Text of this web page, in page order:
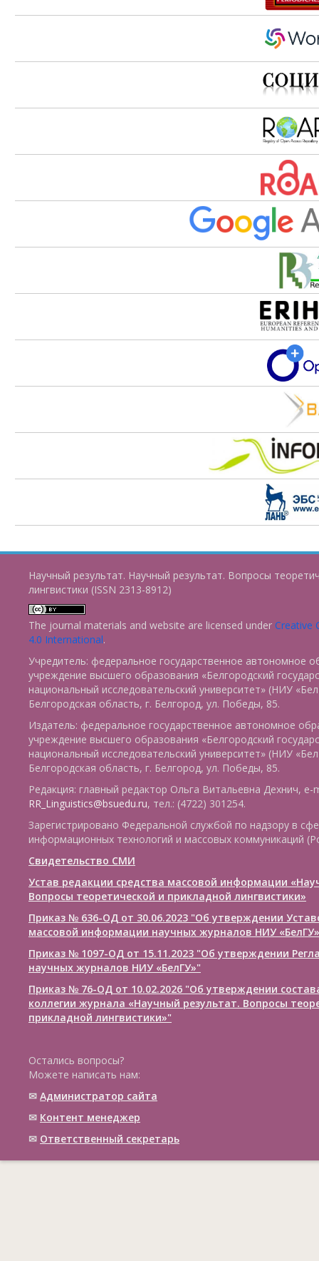
Научный результат. Научный результат. Вопросы
лингвистики (ISSN 2313-8912)
The journal materials and website are licensed under Creative
4.0 International.
Учредитель: федеральное государственное автономное
учреждение высшего образования «Белгородский
национальный исследовательский университет» (НИУ
Белгородская область, г. Белгород, ул. Победы, 85.
Издатель: федеральное государственное автономное
учреждение высшего образования «Белгородский
национальный исследовательский университет» (НИУ
Белгородская область, г. Белгород, ул. Победы, 85.
Редакция: главный редактор Ольга Витальевна Дехнич, e-
RR_Linguistics@bsuedu.ru, тел.: (4722) 301254.
Зарегистрировано Федеральной службой по надзору в
информационных технологий и массовых коммуникаций
Свидетельство СМИ
Устав редакции средства массовой информации
Вопросы теоретической и прикладной лингвистики»
Приказ № 636-ОД от 30.06.2023 "Об утверждении
массовой информации научных журналов НИУ «БелГУ»
Приказ № 1097-ОД от 15.11.2023 "Об утверждении
научных журналов НИУ «БелГУ»"
Приказ № 76-ОД от 10.02.2026 "Об утверждении
коллегии журнала «Научный результат. Вопросы
прикладной лингвистики»"
Остались вопросы?
Можете написать нам:
✉ Администратор сайта
✉ Контент менеджер
✉ Ответственный cекретарь